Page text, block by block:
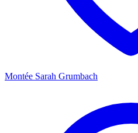
Montée Sarah Grumbach